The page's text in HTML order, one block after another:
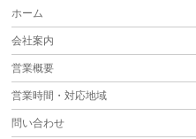
ホーム
会社案内
営業概要
営業時間・対応地域
問い合わせ